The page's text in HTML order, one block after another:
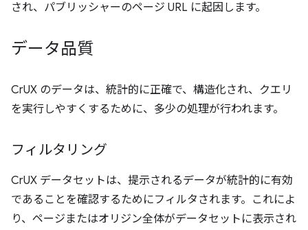
され、パブリッシャーのページ URL に起因します。
データ品質
CrUX のデータは、統計的に正確で、構造化され、クエリ
を実行しやすくするために、多少の処理が行われます。
フィルタリング
CrUX データセットは、提示されるデータが統計的に有効
であることを確認するためにフィルタされます。これによ
り、ページまたはオリジン全体がデータセットに表示され